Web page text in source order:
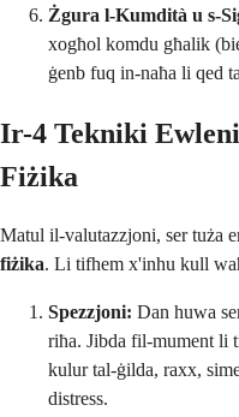
Żgura l-Kumdità u s-
xogħol komdu għalik
ġenb fuq in-naħa li qed
Ir-4 Tekniki
Fiżika
Matul il-valutazzjoni, ser tuża
fiżika. Li tifhem x'inhu kull
Spezzjoni: Dan huwa
riħa. Jibda fil-mument li
kulur tal-ġilda, raxx,
distress.